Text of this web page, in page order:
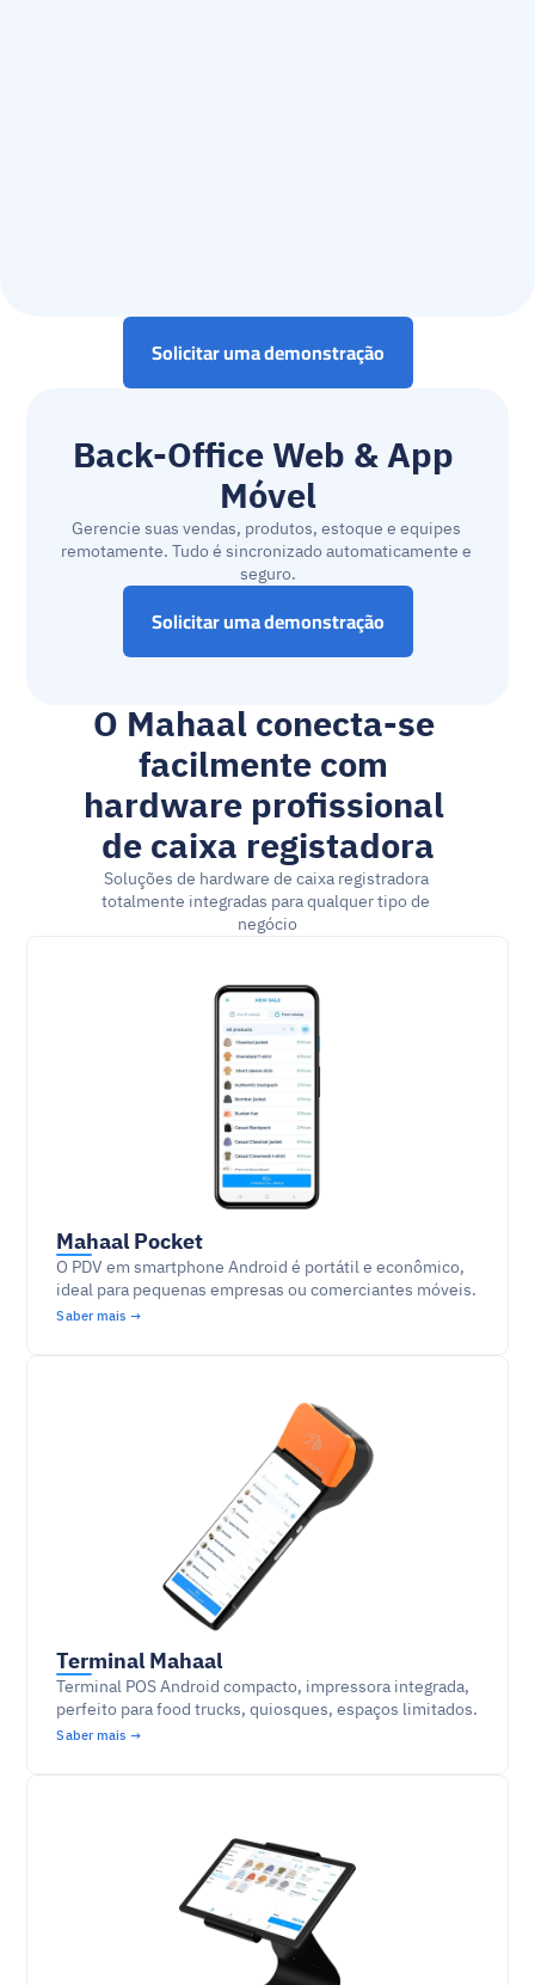
Solicitar uma demonstração
Back-Office Web & App
Móvel
Gerencie suas vendas, produtos, estoque e equipes
remotamente. Tudo é sincronizado automaticamente e
seguro.
Solicitar uma demonstração
O Mahaal conecta-se
facilmente com
hardware profissional
de caixa registadora
Soluções de hardware de caixa registradora
totalmente integradas para qualquer tipo de
negócio
Mahaal Pocket
O PDV em smartphone Android é portátil e econômico,
ideal para pequenas empresas ou comerciantes móveis.
Saber mais →
Terminal Mahaal
Terminal POS Android compacto, impressora integrada,
perfeito para food trucks, quiosques, espaços limitados.
Saber mais →